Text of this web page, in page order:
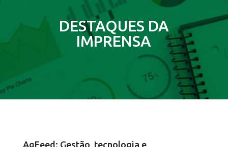
DESTAQUES DA
IMPRENSA
AgFeed: Gestão, tecnologia e